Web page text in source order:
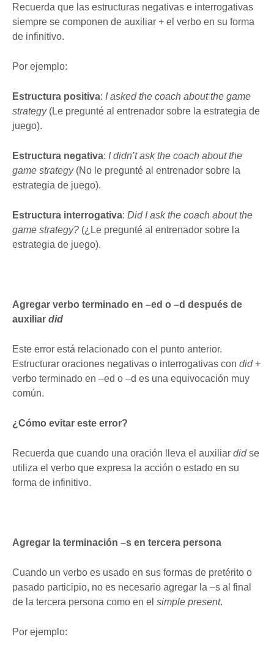
Recuerda que las estructuras negativas e interrogativas
siempre se componen de auxiliar + el verbo en su forma
de infinitivo.
Por ejemplo:
Estructura positiva: I asked the coach about the game
strategy (Le pregunté al entrenador sobre la estrategia de
juego).
Estructura negativa: I didn’t ask the coach about the
game strategy (No le pregunté al entrenador sobre la
estrategia de juego).
Estructura interrogativa: Did I ask the coach about the
game strategy? (¿Le pregunté al entrenador sobre la
estrategia de juego).
Agregar verbo terminado en –ed o –d después de
auxiliar did
Este error está relacionado con el punto anterior.
Estructurar oraciones negativas o interrogativas con did+
verbo terminado en –ed o –d es una equivocación muy
común.
¿Cómo evitar este error?
Recuerda que cuando una oración lleva el auxiliar didse
utiliza el verbo que expresa la acción o estado en su
forma de infinitivo.
Agregar la terminación –s en tercera persona
Cuando un verbo es usado en sus formas de pretérito o
pasado participio, no es necesario agregar la –s al final
de la tercera persona como en el simple present.
Por ejemplo: